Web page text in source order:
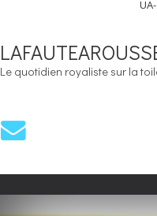
Le quotidien royaliste sur la